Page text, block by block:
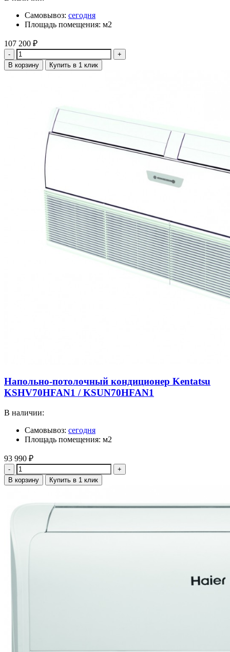
Самовывоз: сегодня
Площадь помещения: м2
107 200 ₽
Количество
В корзину Купить в 1 клик
Напольно-потолочный кондиционер Kentatsu
KSHV70HFAN1 / KSUN70HFAN1
В наличии:
Самовывоз: сегодня
Площадь помещения: м2
93 990 ₽
Количество
В корзину Купить в 1 клик